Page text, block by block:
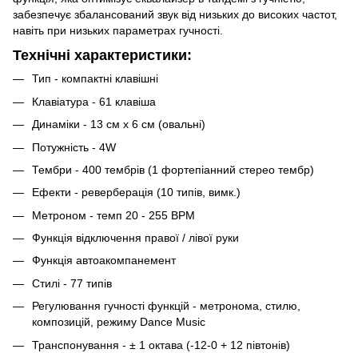
забезпечує збалансований звук від низьких до високих частот,
навіть при низьких параметрах гучності.
Технічні характеристики:
Тип - компактні клавішні
Клавіатура - 61 клавіша
Динаміки - 13 см х 6 см (овальні)
Потужність - 4W
Тембри - 400 тембрів (1 фортепіанний стерео тембр)
Ефекти - реверберація (10 типів, вимк.)
Метроном - темп 20 - 255 BPM
Функція відключення правої / лівої руки
Функція автоакомпанемент
Стилі - 77 типів
Регулювання гучності функцій - метронома, стилю,
композицій, режиму Dance Music
Транспонування - ± 1 октава (-12-0 + 12 півтонів)